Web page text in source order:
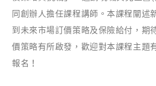
同創辦人擔任課程講師。本課程闡述
到未來市場訂價策略及保險給付，期
價策略有所啟發，歡迎對本課程主題
報名！